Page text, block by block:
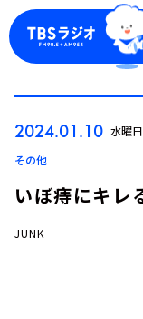
2024.01.10 水曜日
その他
いぼ痔にキレ
JUNK